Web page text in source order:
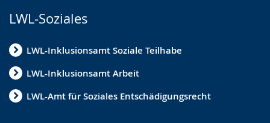
LWL-Soziales
LWL-Inklusionsamt Soziale Teilhabe
LWL-Inklusionsamt Arbeit
LWL-Amt für Soziales Entschädigungsrecht